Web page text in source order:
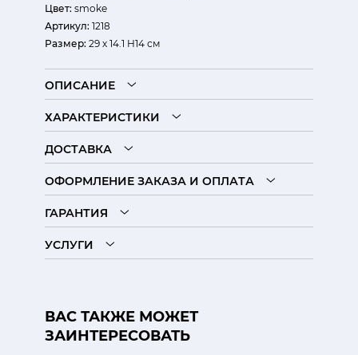
Цвет: smoke
Артикул: 1218
Размер: 29 х 14.1 H14 см
ОПИСАНИЕ
ХАРАКТЕРИСТИКИ
ДОСТАВКА
ОФОРМЛЕНИЕ ЗАКАЗА И ОПЛАТА
ГАРАНТИЯ
УСЛУГИ
ВАС ТАКЖЕ МОЖЕТ
ЗАИНТЕРЕСОВАТЬ